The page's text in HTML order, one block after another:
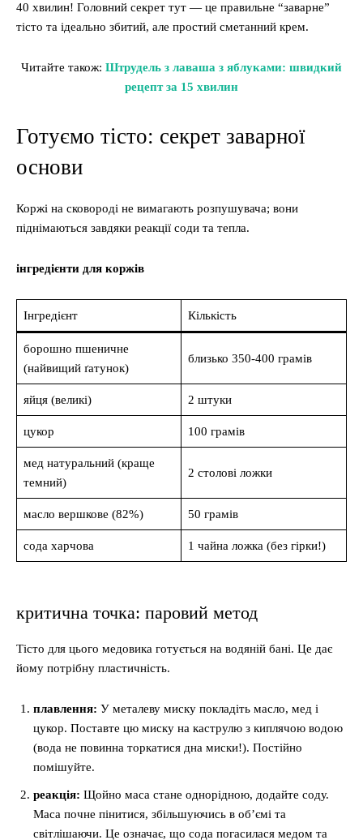
40 хвилин! Головний секрет тут — це правильне “заварне”
тісто та ідеально збитий, але простий сметанний крем.
Читайте також: Штрудель з лаваша з яблуками: швидкий
рецепт за 15 хвилин
Готуємо тісто: секрет заварної
основи
Коржі на сковороді не вимагають розпушувача; вони
піднімаються завдяки реакції соди та тепла.
інгредієнти для коржів
Інгредієнт Кількість
борошно пшеничне
(найвищий ґатунок)
близько 350-400 грамів
яйця (великі) 2 штуки
цукор 100 грамів
мед натуральний (краще
темний)
2 столові ложки
масло вершкове (82%) 50 грамів
сода харчова 1 чайна ложка (без гірки!)
критична точка: паровий метод
Тісто для цього медовика готується на водяній бані. Це дає
йому потрібну пластичність.
плавлення: У металеву миску покладіть масло, мед і
цукор. Поставте цю миску на каструлю з киплячою водою
(вода не повинна торкатися дна миски!). Постійно
помішуйте.
реакція: Щойно маса стане однорідною, додайте соду.
Маса почне пінитися, збільшуючись в об’ємі та
світлішаючи. Це означає, що сода погасилася медом та